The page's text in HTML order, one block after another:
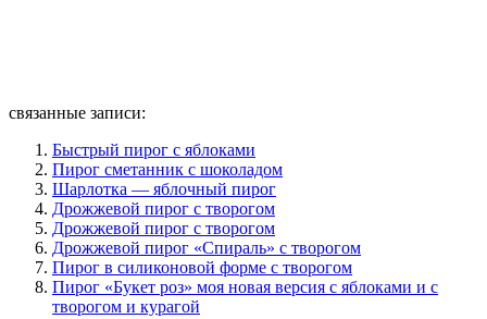
связанные записи:
Быстрый пирог с яблоками
Пирог сметанник с шоколадом
Шарлотка — яблочный пирог
Дрожжевой пирог с творогом
Дрожжевой пирог с творогом
Дрожжевой пирог «Спираль» с творогом
Пирог в силиконовой форме с творогом
Пирог «Букет роз» моя новая версия с яблоками и с
творогом и курагой